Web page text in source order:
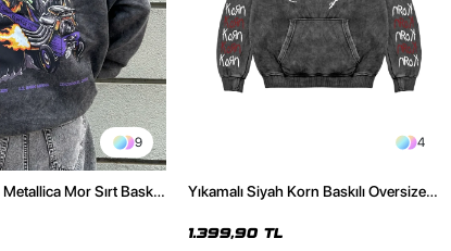
9
Mor Sırt Baskılı
4
Yıkamalı Siyah Korn Baskılı Oversize
1.399,90 TL